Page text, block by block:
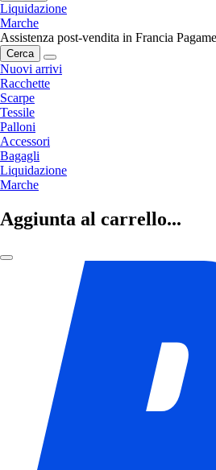
Liquidazione
Marche
Assistenza post-vendita in Francia
Cerca
Nuovi arrivi
Racchette
Scarpe
Tessile
Palloni
Accessori
Bagagli
Liquidazione
Marche
Aggiunta al carrello...